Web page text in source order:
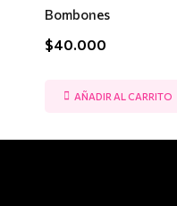
Bombones
$40.000
AÑADIR AL CARRITO